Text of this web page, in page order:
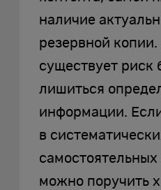
наличие
резервной копии.
существует риск
лишиться
информации.
в
самостоятельных
можно поручить